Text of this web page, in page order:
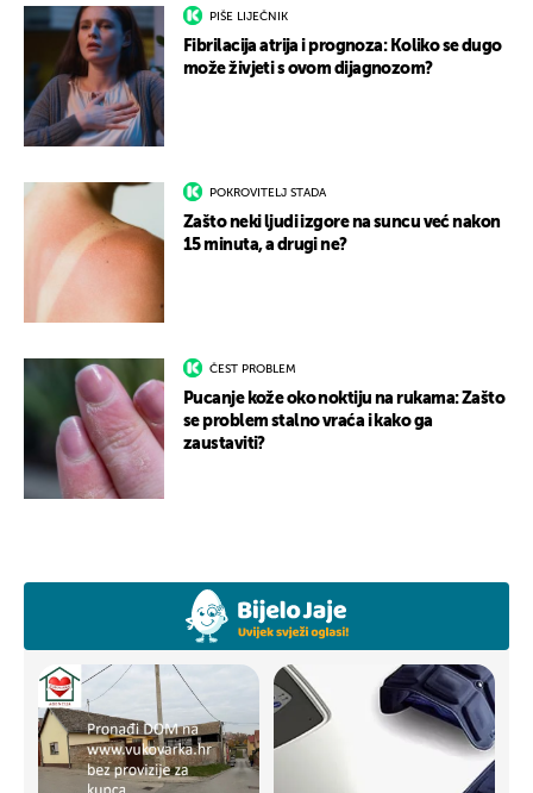
PIŠE LIJEČNIK
Fibrilacija atrija i prognoza: Koliko se dugo
može živjeti s ovom dijagnozom?
POKROVITELJ STADA
Zašto neki ljudi izgore na suncu već nakon
15 minuta, a drugi ne?
ČEST PROBLEM
Pucanje kože oko noktiju na rukama: Zašto
se problem stalno vraća i kako ga
zaustaviti?